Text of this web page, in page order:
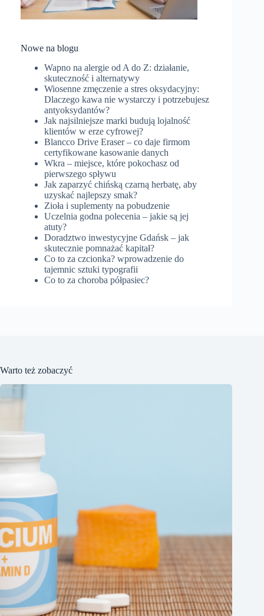
Nowe na blogu
Wapno na alergie od A do Z: działanie,
skuteczność i alternatywy
Wiosenne zmęczenie a stres oksydacyjny:
Dlaczego kawa nie wystarczy i potrzebujesz
antyoksydantów?
Jak najsilniejsze marki budują lojalność
klientów w erze cyfrowej?
Blancco Drive Eraser – co daje firmom
certyfikowane kasowanie danych
Wkra – miejsce, które pokochasz od
pierwszego spływu
Jak zaparzyć chińską czarną herbatę, aby
uzyskać najlepszy smak?
Zioła i suplementy na pobudzenie
Uczelnia godna polecenia – jakie są jej
atuty?
Doradztwo inwestycyjne Gdańsk – jak
skutecznie pomnażać kapitał?
Co to za czcionka? wprowadzenie do
tajemnic sztuki typografii
Co to za choroba półpasiec?
Warto też zobaczyć